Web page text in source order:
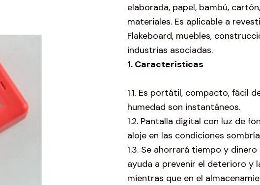
elaborada, papel, bambú,
materiales. Es aplicable a
Flakeboard, muebles,
industrias asociadas.
1. Características
1.1. Es portátil, compacto, fácil
humedad son instantáneos.
1.2. Pantalla digital con luz de
aloje en las condiciones
1.3. Se ahorrará tiempo y
ayuda a prevenir el deterioro y
mientras que en el